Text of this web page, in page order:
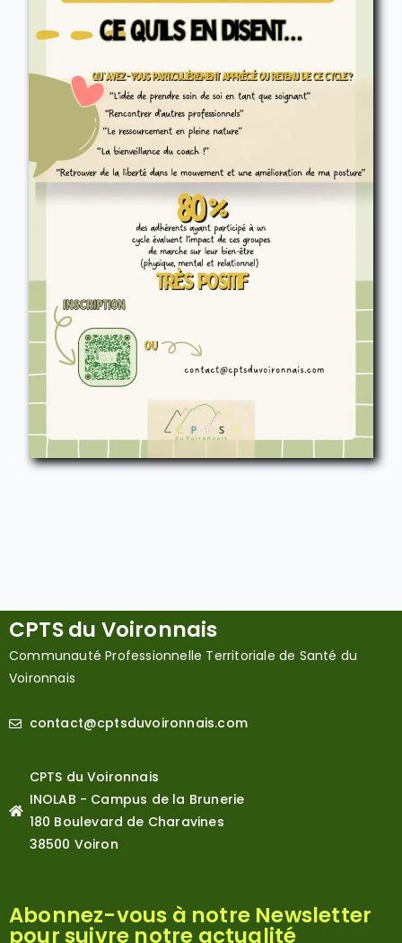
CPTS du Voironnais
Communauté Professionnelle Territoriale de Santé du
Voironnais
contact@cptsduvoironnais.com
CPTS du Voironnais
INOLAB - Campus de la Brunerie
180 Boulevard de Charavines
38500 Voiron
Abonnez-vous à notre Newsletter
pour suivre notre actualité